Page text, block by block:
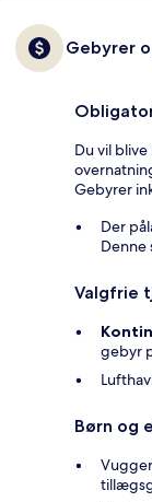
Gebyrer
Du vil
Gebyrer
Der
Denne
Valgfrie
gebyr
Børn og